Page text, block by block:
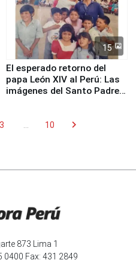
15
El esperado retorno del
papa León XIV al Perú: Las
imágenes del Santo Padre
3 10 chevron_right
873 Lima 1
0400 Fax: 431 2849